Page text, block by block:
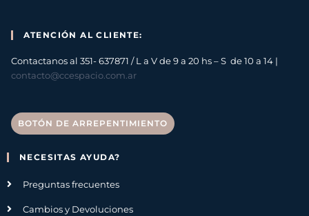
ATENCIÓN AL CLIENTE:
Contactanos al 351- 637871 / L a V de 9 a 20 hs – S de 10 a 14 |
contacto@ccespacio.com.ar
BOTÓN DE ARREPENTIMIENTO
NECESITAS AYUDA?
Preguntas frecuentes
Cambios y Devoluciones